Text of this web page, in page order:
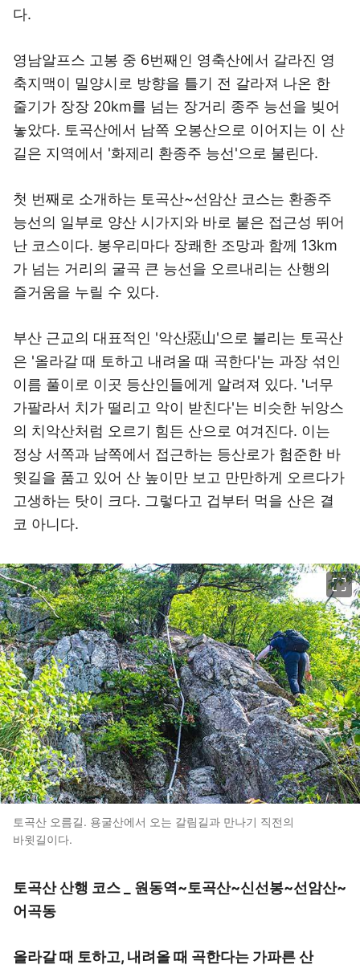
다.
영남알프스 고봉 중 6번째인 영축산에서 갈라진 영
축지맥이 밀양시로 방향을 틀기 전 갈라져 나온 한
줄기가 장장 20km를 넘는 장거리 종주 능선을 빚어
놓았다. 토곡산에서 남쪽 오봉산으로 이어지는 이 산
길은 지역에서 '화제리 환종주 능선'으로 불린다.
첫 번째로 소개하는 토곡산~선암산 코스는 환종주
능선의 일부로 양산 시가지와 바로 붙은 접근성 뛰어
난 코스이다. 봉우리마다 장쾌한 조망과 함께 13km
가 넘는 거리의 굴곡 큰 능선을 오르내리는 산행의
즐거움을 누릴 수 있다.
부산 근교의 대표적인 '악산惡山'으로 불리는 토곡산
은 '올라갈 때 토하고 내려올 때 곡한다'는 과장 섞인
이름 풀이로 이곳 등산인들에게 알려져 있다. '너무
가팔라서 치가 떨리고 악이 받친다'는 비슷한 뉘앙스
의 치악산처럼 오르기 힘든 산으로 여겨진다. 이는
정상 서쪽과 남쪽에서 접근하는 등산로가 험준한 바
윗길을 품고 있어 산 높이만 보고 만만하게 오르다가
고생하는 탓이 크다. 그렇다고 겁부터 먹을 산은 결
코 아니다.
토곡산 오름길. 용굴산에서 오는 갈림길과 만나기 직전의
바윗길이다.
토곡산 산행 코스 _ 원동역~토곡산~신선봉~선암산~
어곡동
올라갈 때 토하고, 내려올 때 곡한다는 가파른 산